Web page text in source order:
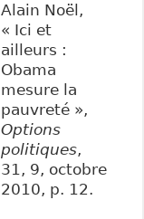
Alain Noël,
« Ici et
ailleurs :
Obama
mesure la
pauvreté »,
Options
politiques,
31, 9, octobre
2010, p. 12.